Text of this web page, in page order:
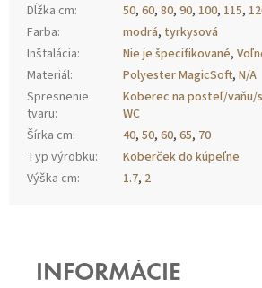
Dĺžka cm: 50, 60, 80, 90, 100, 115,
Farba: modrá, tyrkysová
Inštalácia: Nie je špecifikované,
Materiál: Polyester MagicSoft, N/A
Spresnenie
tvaru:
Koberec na posteľ/vaňu/
WC
Šírka cm: 40, 50, 60, 65, 70
Typ výrobku:
Koberček do kúpeľne
Výška cm: 1.7, 2
INFORMÁCIE